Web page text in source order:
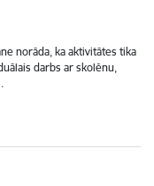
norāda, ka aktivitātes tika
darbs ar skolēnu,